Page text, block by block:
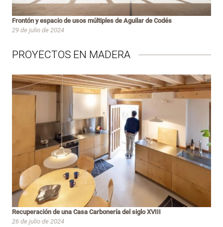
Frontón y espacio de usos múltiples de Aguilar de Codés
29 de julio de 2024
PROYECTOS EN MADERA
Recuperación de una Casa Carbonería del siglo XVIII
26 de julio de 2024